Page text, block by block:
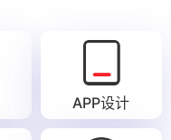
APP设计